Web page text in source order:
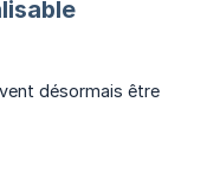
désormais être